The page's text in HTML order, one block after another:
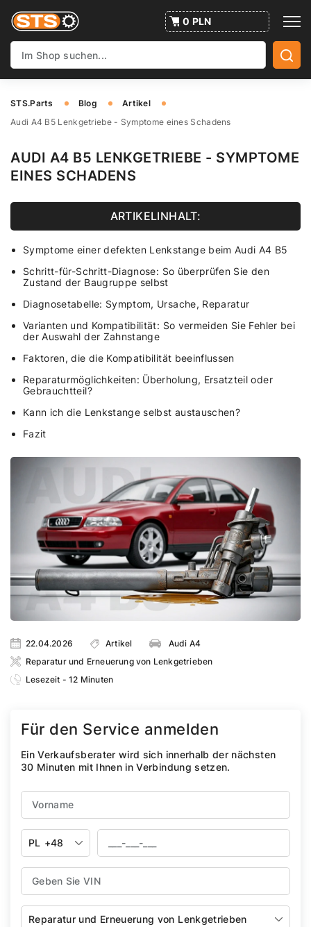
0 PLN
STS.Parts Blog
Artikel
Audi A4 B5 Lenkgetriebe - Symptome eines Schadens
AUDI A4 B5 LENKGETRIEBE - SYMPTOME
EINES SCHADENS
ARTIKELINHALT:
Symptome einer defekten Lenkstange beim Audi A4 B5
Schritt-für-Schritt-Diagnose: So überprüfen Sie den
Zustand der Baugruppe selbst
Diagnosetabelle: Symptom, Ursache, Reparatur
Varianten und Kompatibilität: So vermeiden Sie Fehler bei
der Auswahl der Zahnstange
Faktoren, die die Kompatibilität beeinflussen
Reparaturmöglichkeiten: Überholung, Ersatzteil oder
Gebrauchtteil?
Kann ich die Lenkstange selbst austauschen?
Fazit
22.04.2026 Artikel
Audi A4
Reparatur und Erneuerung von Lenkgetrieben
Lesezeit - 12 Minuten
Für den Service anmelden
Ein Verkaufsberater wird sich innerhalb der nächsten
30 Minuten mit Ihnen in Verbindung setzen.
PL +48
Reparatur und Erneuerung von Lenkgetrieben